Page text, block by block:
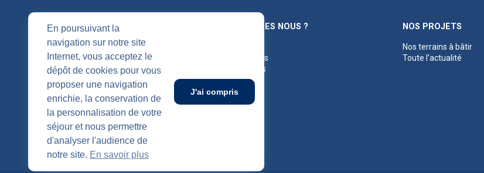
En poursuivant la
navigation sur notre site
Internet, vous acceptez le
dépôt de cookies pour vous
proposer une navigation
enrichie, la conservation de
la personnalisation de votre
séjour et nous permettre
d'analyser l'audience de
notre site. En savoir plus
J'ai compris
SUIVEZ-NOUS
QUI SOMMES NOUS ?
Nos agences
Publications
NOS PROJETS
Nos terrains à bâtir
Toute l'actualité